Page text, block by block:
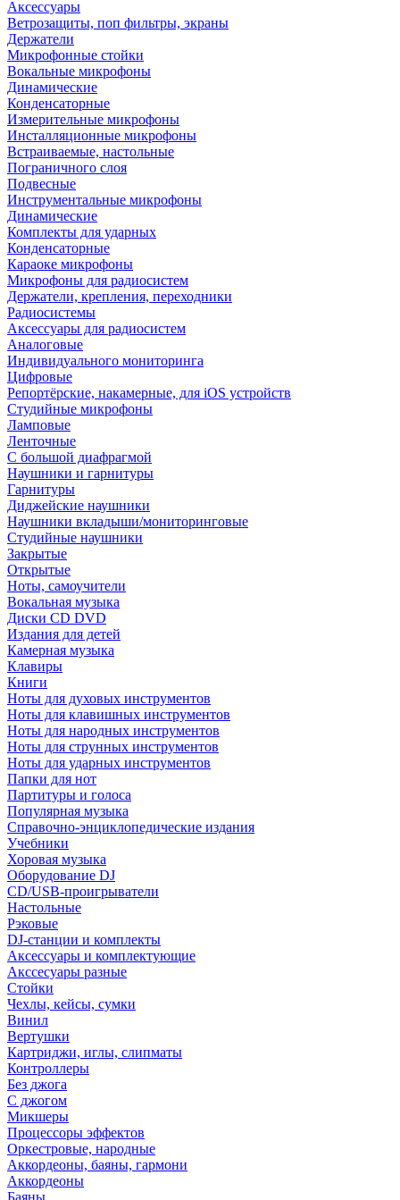
Аксессуары
Ветрозащиты, поп фильтры, экраны
Держатели
Микрофонные стойки
Вокальные микрофоны
Динамические
Конденсаторные
Измерительные микрофоны
Инсталляционные микрофоны
Встраиваемые, настольные
Пограничного слоя
Подвесные
Инструментальные микрофоны
Динамические
Комплекты для ударных
Конденсаторные
Караоке микрофоны
Микрофоны для радиосистем
Держатели, крепления, переходники
Радиосистемы
Аксессуары для радиосистем
Аналоговые
Индивидуального мониторинга
Цифровые
Репортёрские, накамерные, для iOS устройств
Студийные микрофоны
Ламповые
Ленточные
С большой диафрагмой
Наушники и гарнитуры
Гарнитуры
Диджейские наушники
Наушники вкладыши/мониторинговые
Студийные наушники
Закрытые
Открытые
Ноты, самоучители
Вокальная музыка
Диски CD DVD
Издания для детей
Камерная музыка
Клавиры
Книги
Ноты для духовых инструментов
Ноты для клавишных инструментов
Ноты для народных инструментов
Ноты для струнных инструментов
Ноты для ударных инструментов
Папки для нот
Партитуры и голоса
Популярная музыка
Справочно-энциклопедические издания
Учебники
Хоровая музыка
Оборудование DJ
CD/USB-проигрыватели
Настольные
Рэковые
DJ-станции и комплекты
Аксессуары и комплектующие
Акссесуары разные
Стойки
Чехлы, кейсы, сумки
Винил
Вертушки
Картриджи, иглы, слипматы
Контроллеры
Без джога
С джогом
Микшеры
Процессоры эффектов
Оркестровые, народные
Аккордеоны, баяны, гармони
Аккордеоны
Баяны